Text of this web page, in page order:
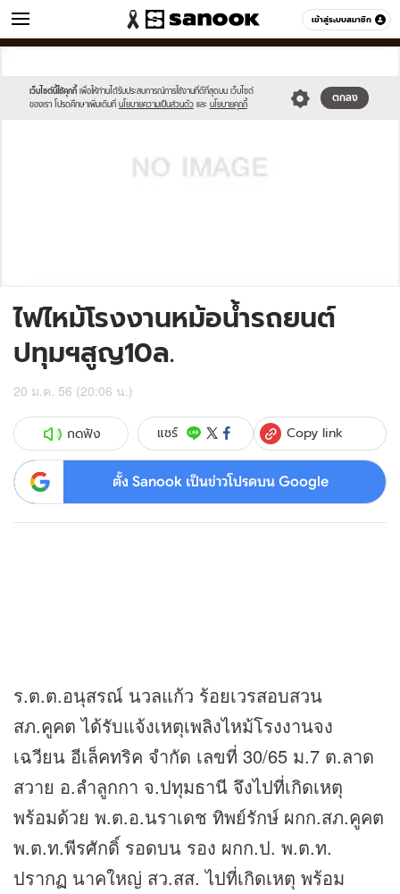
เข้าสู่ระบบสมาชิก
ข่าว หมวดอื่นๆ
เว็บไซต์นี้ใช้คุกกี้ เพื่อให้ท่านได้รับประสบการณ์การใช้งานที่ดีที่สุดบน เว็บไซต์
ของเรา โปรดศึกษาเพิ่มเติมที่ นโยบายความเป็นส่วนตัว และ นโยบายคุกกี้
ตกลง
sanook.png
image.jpg
ไฟไหม้โรงงานหม้อน้ำรถยนต์
ปทุมฯสูญ10ล.
20 ม.ค. 56 (20:06 น.)
กดฟัง แชร์ Copy link
ตั้ง Sanook เป็นข่าวโปรดบน Google
ร.ต.ต.อนุสรณ์ นวลแก้ว ร้อยเวรสอบสวน
สภ.คูคต ได้รับแจ้งเหตุเพลิงไหม้โรงงานจง
เฉวียน อีเล็คทริค จำกัด เลขที่ 30/65 ม.7 ต.ลาด
สวาย อ.ลำลูกกา จ.ปทุมธานี จึงไปที่เกิดเหตุ
พร้อมด้วย พ.ต.อ.นราเดช ทิพย์รักษ์ ผกก.สภ.คูคต
พ.ต.ท.พีรศักดิ์ รอดบน รอง ผกก.ป. พ.ต.ท.
ปรากฏ นาคใหญ่ สว.สส. ไปที่เกิดเหตุ พร้อม